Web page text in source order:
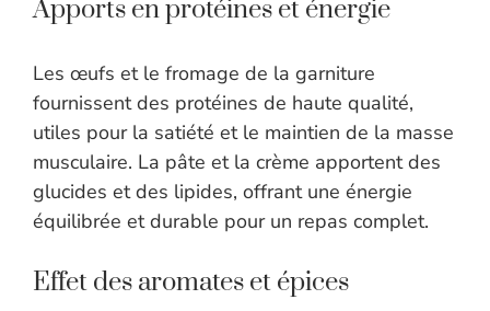
Apports en protéines et énergie
Les œufs et le fromage de la garniture
fournissent des protéines de haute qualité,
utiles pour la satiété et le maintien de la masse
musculaire. La pâte et la crème apportent des
glucides et des lipides, offrant une énergie
équilibrée et durable pour un repas complet.
Effet des aromates et épices